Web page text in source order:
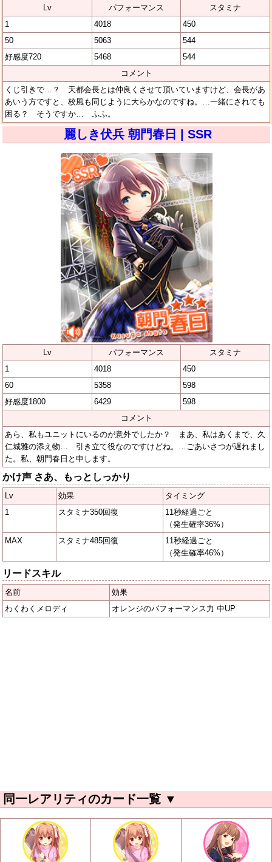
Lv パフォーマンス
スタミナ
1
4018
450
50
5063
544
好感度720
5468
544
コメント
くじ引きで…？ 天都会長とは仲良くさせて頂いていますけど、会長があ
あいう方ですと、校風も同じように大らかなのですね。…一緒にされても
困る？ そうですか… ふふ。
麗しき伏兵 朝門春日 | SSR
Lv パフォーマンス
スタミナ
1
4018
450
60
5358
598
好感度1800
6429
598
コメント
あら、私もユニットにいるのが意外でしたか？ まあ、私はあくまで、久
仁城雅の添え物… 引き立て役なのですけどね。…ごあいさつが遅れまし
た。私、朝門春日と申します。
かけ声 さあ、もっとしっかり
Lv 効果
タイミング
1
スタミナ350回復
11秒経過ごと
（発生確率36%）
MAX
スタミナ485回復
11秒経過ごと
（発生確率46%）
リードスキル
名前
効果
わくわくメロディ
オレンジのパフォーマンス力 中UP
同一レアリティのカード一覧 ▼